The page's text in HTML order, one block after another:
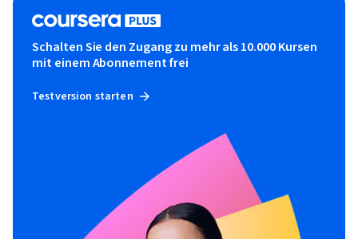
Schalten Sie den Zugang zu mehr als 10.000 Kursen
mit einem Abonnement frei
Testversion starten